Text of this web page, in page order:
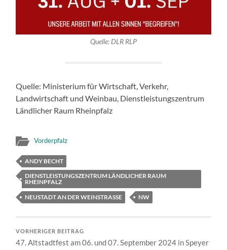
Quelle: DLR RLP
Quelle: Ministerium für Wirtschaft, Verkehr,
Landwirtschaft und Weinbau, Dienstleistungszentrum
Ländlicher Raum Rheinpfalz
Vorderpfalz
ANDY BECHT
DIENSTLEISTUNGSZENTRUM LÄNDLICHER RAUM
RHEINPFALZ
NEUSTADT AN DER WEINSTRASSE
NW
VORHERIGER BEITRAG
47. Altstadtfest am 06. und 07. September 2024 in Speyer